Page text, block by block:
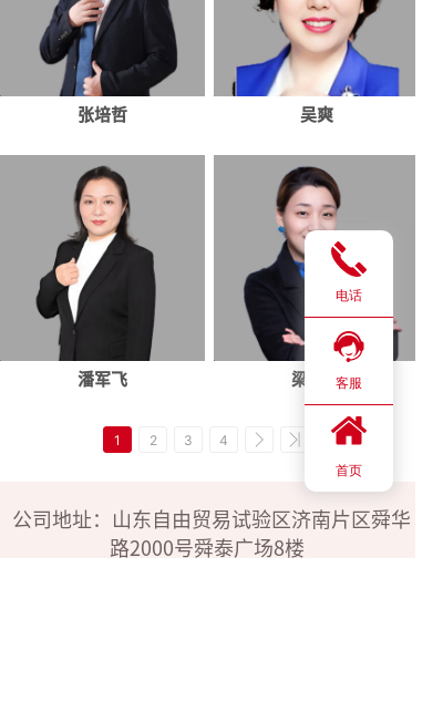
张培哲 吴爽
潘军飞 梁南菲
1 2 3 4
公司地址：山东自由贸易试验区济南片区舜华
路2000号舜泰广场8楼
电话
客服
首页